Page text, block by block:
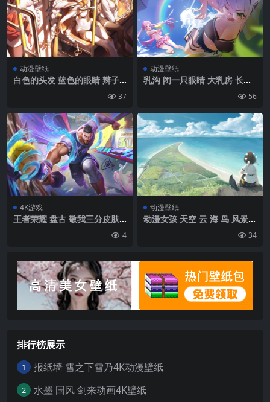
动漫壁纸
白色的头发 蓝色的眼睛 辫子
众 长发 cameltoe 吊裙 Honk
日 艺术爱好者 齐亚娜Kaslana
动漫 动漫女孩 校服 黑色长袜
迷你裙 紧身衣裤 有轨电车 阳
光 发夹 长袜 火车 室内| 6673
x3745
37
动漫壁纸
乳沟 闭一只眼睛 大乳房 长发
水枪 天空 云 叶子 twintails 56
4K游戏
王者荣耀 盘古 敬我三分皮肤
4
动漫壁纸
动漫女孩 天空 云 海 鸟 风景
34
排行榜展示
1 报纸墙 雪之下雪乃4K动漫壁纸
2 水墨 国风 剑来动画4K壁纸